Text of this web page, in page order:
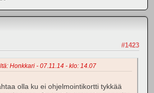
#1423
Honkkari - 07.11.14 - klo: 14.07
olla ku ei ohjelmointikortti tykkää